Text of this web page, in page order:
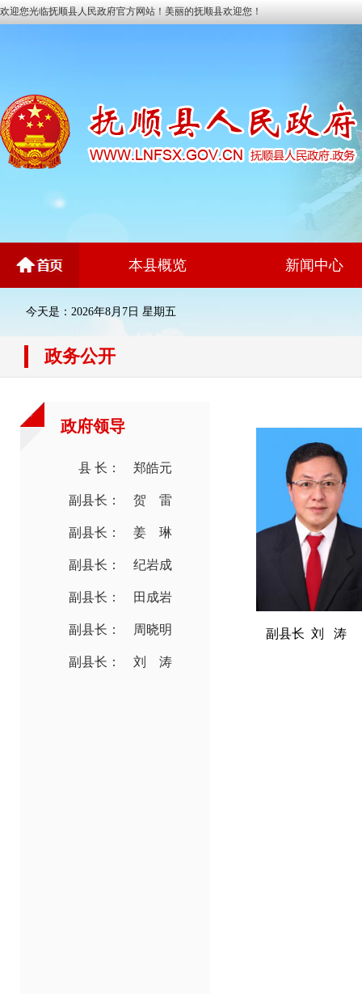
欢迎您光临抚顺县人民政府官方网站！美丽的抚顺县欢迎您！
本县概览 新闻中心
今天是：2026年8月7日 星期五
政务公开
政府领导
县 长： 郑皓元
副县长： 贺 雷
副县长： 姜 琳
副县长： 纪岩成
副县长： 田成岩
副县长： 周晓明
副县长： 刘 涛
副县长 刘 涛